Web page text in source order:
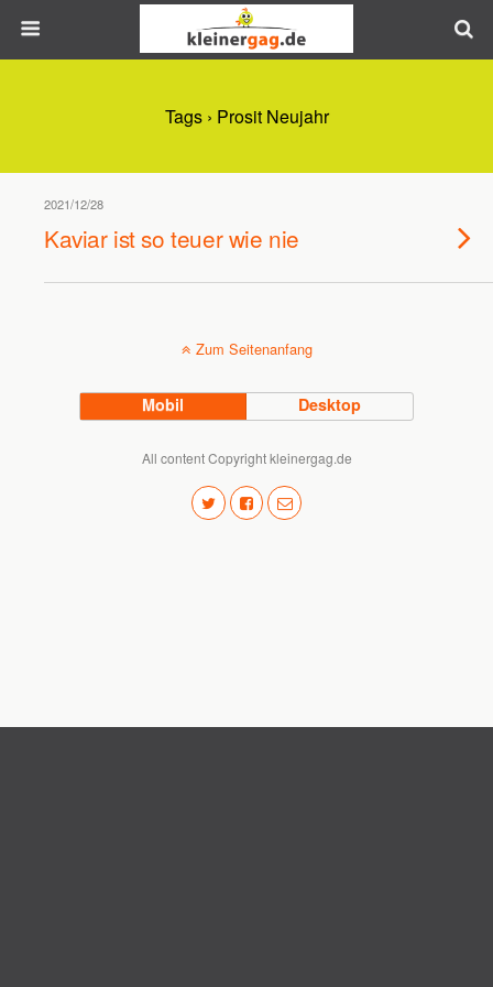
Tags › Prosit Neujahr
2021/12/28
Kaviar ist so teuer wie nie
Zum Seitenanfang
Mobil Desktop
All content Copyright kleinergag.de